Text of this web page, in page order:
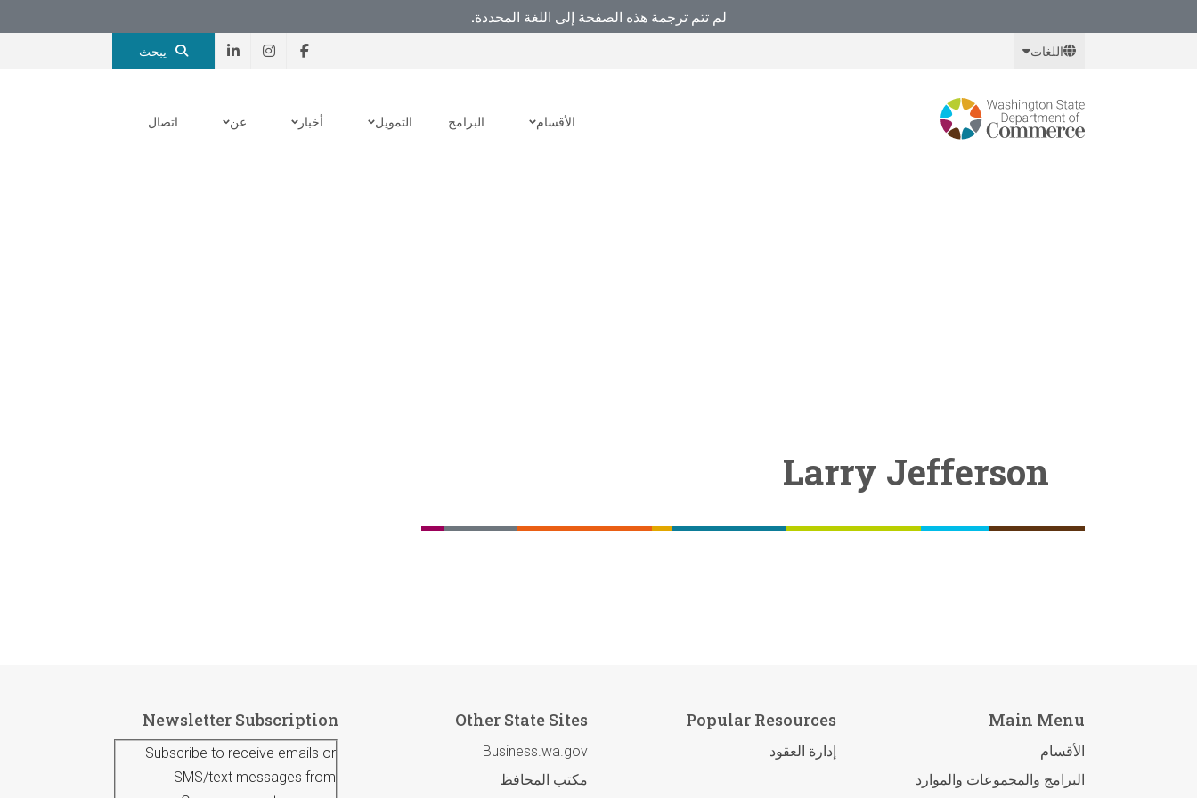
to
لم تتم ترجمة هذه الصفحة إلى اللغة المحددة.
اللغات يبحث
الأقسام البرامج التمويل أخبار عن اتصال
Larry Jefferson
Main Menu
الأقسام
البرامج والمجموعات والموارد
Popular Resources
إدارة العقود
Other State Sites
Business.wa.gov
مكتب المحافظ
Newsletter Subscription
Subscribe to receive emails or
SMS/text messages from